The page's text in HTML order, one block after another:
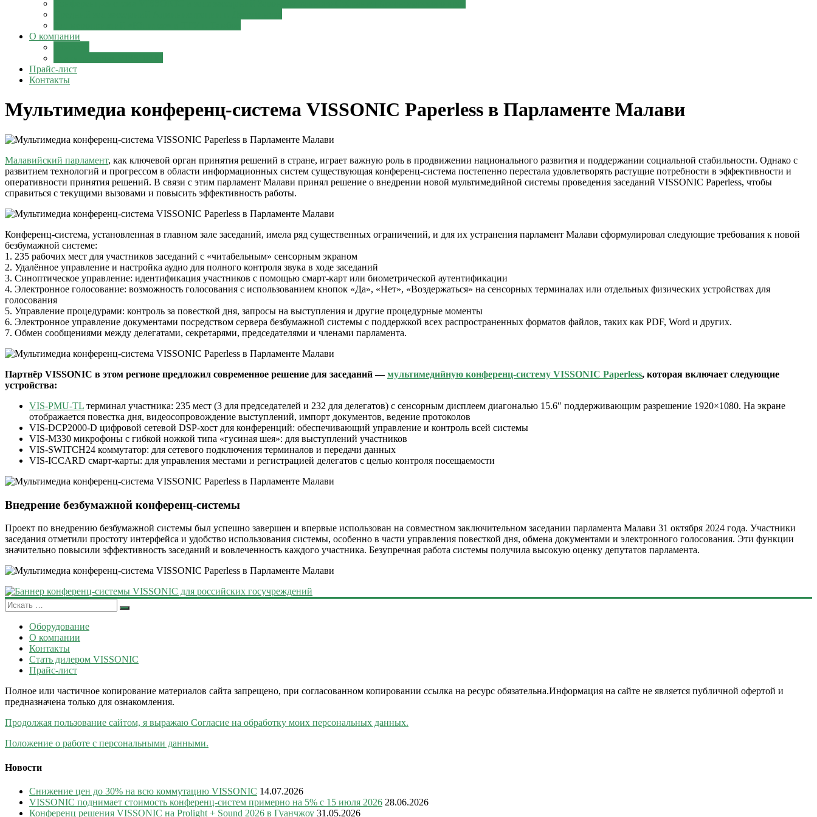
О компании
Прайс-лист
Контакты
Мультимедиа конференц-система VISSONIC Paperless в Парламенте Малави
Малавийский парламент, как ключевой орган принятия решений в стране, играет важную роль в продвижении национального развития и поддержании социальной стабильности. Однако с
развитием технологий и прогрессом в области информационных систем существующая конференц-система постепенно перестала удовлетворять растущие потребности в эффективности и
оперативности принятия решений. В связи с этим парламент Малави принял решение о внедрении новой мультимедийной системы проведения заседаний VISSONIC Paperless, чтобы
справиться с текущими вызовами и повысить эффективность работы.
Конференц-система, установленная в главном зале заседаний, имела ряд существенных ограничений, и для их устранения парламент Малави сформулировал следующие требования к новой
безбумажной системе:
1. 235 рабочих мест для участников заседаний с «читабельным» сенсорным экраном
2. Удалённое управление и настройка аудио для полного контроля звука в ходе заседаний
3. Синоптическое управление: идентификация участников с помощью смарт-карт или биометрической аутентификации
4. Электронное голосование: возможность голосования с использованием кнопок «Да», «Нет», «Воздержаться» на сенсорных терминалах или отдельных физических устройствах для
голосования
5. Управление процедурами: контроль за повесткой дня, запросы на выступления и другие процедурные моменты
6. Электронное управление документами посредством сервера безбумажной системы с поддержкой всех распространенных форматов файлов, таких как PDF, Word и других.
7. Обмен сообщениями между делегатами, секретарями, председателями и членами парламента.
Партнёр VISSONIC в этом регионе предложил современное решение для заседаний —мультимедийную конференц-систему VISSONIC Paperless, которая включает следующие
устройства:
VIS-PMU-TL терминал участника: 235 мест (3 для председателей и 232 для делегатов) с сенсорным дисплеем диагональю 15.6″ поддерживающим разрешение 1920×1080. На экране
отображается повестка дня, видеосопровождение выступлений, импорт документов, ведение протоколов
VIS-DCP2000-D цифровой сетевой DSP-хост для конференций: обеспечивающий управление и контроль всей системы
VIS-M330 микрофоны с гибкой ножкой типа «гусиная шея»: для выступлений участников
VIS-SWITCH24 коммутатор: для сетевого подключения терминалов и передачи данных
VIS-ICCARD смарт-карты: для управления местами и регистрацией делегатов с целью контроля посещаемости
Внедрение безбумажной конференц-системы
Проект по внедрению безбумажной системы был успешно завершен и впервые использован на совместном заключительном заседании парламента Малави 31 октября 2024 года. Участники
заседания отметили простоту интерфейса и удобство использования системы, особенно в части управления повесткой дня, обмена документами и электронного голосования. Эти функции
значительно повысили эффективность заседаний и вовлеченность каждого участника. Безупречная работа системы получила высокую оценку депутатов парламента.
Оборудование
О компании
Контакты
Стать дилером VISSONIC
Прайс-лист
Полное или частичное копирование материалов сайта запрещено, при согласованном копировании ссылка на ресурс обязательна.Информация на сайте не является публичной офертой и
предназначена только для ознакомления.
Продолжая пользование сайтом, я выражаю Согласие на обработку моих персональных данных.
Положение о работе с персональными данными.
Новости
Снижение цен до 30% на всю коммутацию VISSONIC 14.07.2026
VISSONIC поднимает стоимость конференц-систем примерно на 5% с 15 июля 2026 28.06.2026
Конференц решения VISSONIC на Prolight + Sound 2026 в Гуанчжоу 31.05.2026